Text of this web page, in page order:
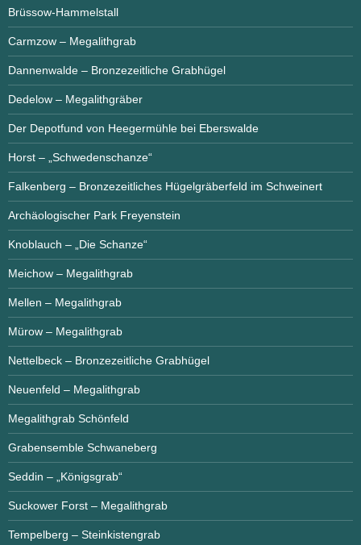
Brüssow-Hammelstall
Carmzow – Megalithgrab
Dannenwalde – Bronzezeitliche Grabhügel
Dedelow – Megalithgräber
Der Depotfund von Heegermühle bei Eberswalde
Horst – „Schwedenschanze“
Falkenberg – Bronzezeitliches Hügelgräberfeld im Schweinert
Archäologischer Park Freyenstein
Knoblauch – „Die Schanze“
Meichow – Megalithgrab
Mellen – Megalithgrab
Mürow – Megalithgrab
Nettelbeck – Bronzezeitliche Grabhügel
Neuenfeld – Megalithgrab
Megalithgrab Schönfeld
Grabensemble Schwaneberg
Seddin – „Königsgrab“
Suckower Forst – Megalithgrab
Tempelberg – Steinkistengrab